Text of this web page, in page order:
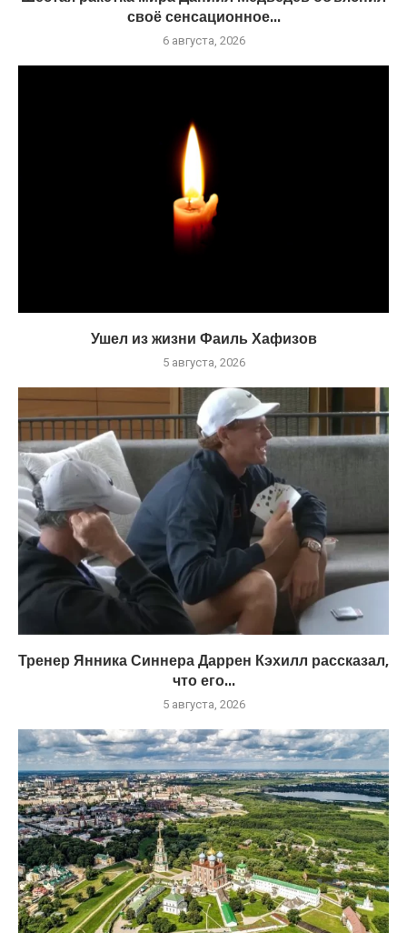
своё сенсационное...
6 августа, 2026
Ушел из жизни Фаиль Хафизов
5 августа, 2026
Тренер Янника Синнера Даррен Кэхилл рассказал,
что его...
5 августа, 2026